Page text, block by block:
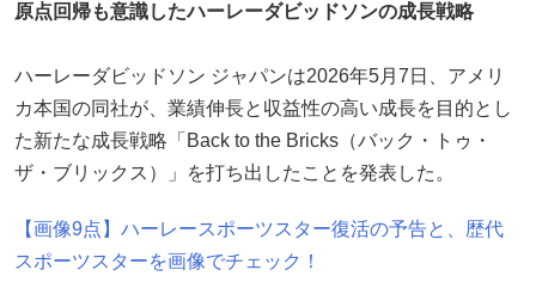
原点回帰も意識したハーレーダビッドソンの成長戦略
ハーレーダビッドソン ジャパンは2026年5月7日、アメリ
カ本国の同社が、業績伸長と収益性の高い成長を目的とし
た新たな成長戦略「Back to the Bricks（バック・トゥ・
ザ・ブリックス）」を打ち出したことを発表した。
【画像9点】ハーレースポーツスター復活の予告と、歴代
スポーツスターを画像でチェック！